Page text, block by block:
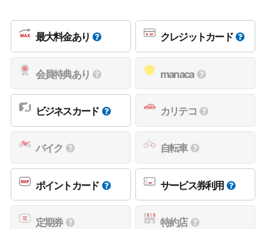
最大料金あり クレジットカード
会員特典あり manaca
ビジネスカード カリテコ
バイク 自転車
ポイントカード サービス券利用
定期券 特約店